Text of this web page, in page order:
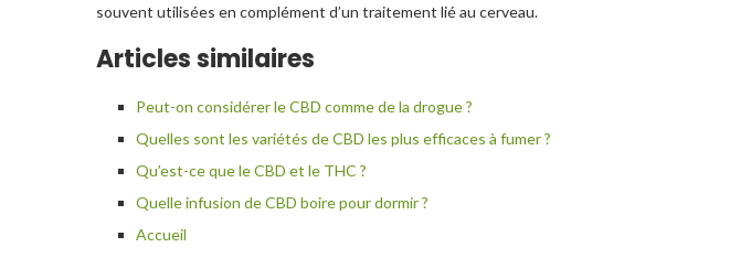
souvent utilisées en complément d’un traitement lié au cerveau.
Articles similaires
Peut-on considérer le CBD comme de la drogue ?
Quelles sont les variétés de CBD les plus efficaces à fumer ?
Qu’est-ce que le CBD et le THC ?
Quelle infusion de CBD boire pour dormir ?
Accueil